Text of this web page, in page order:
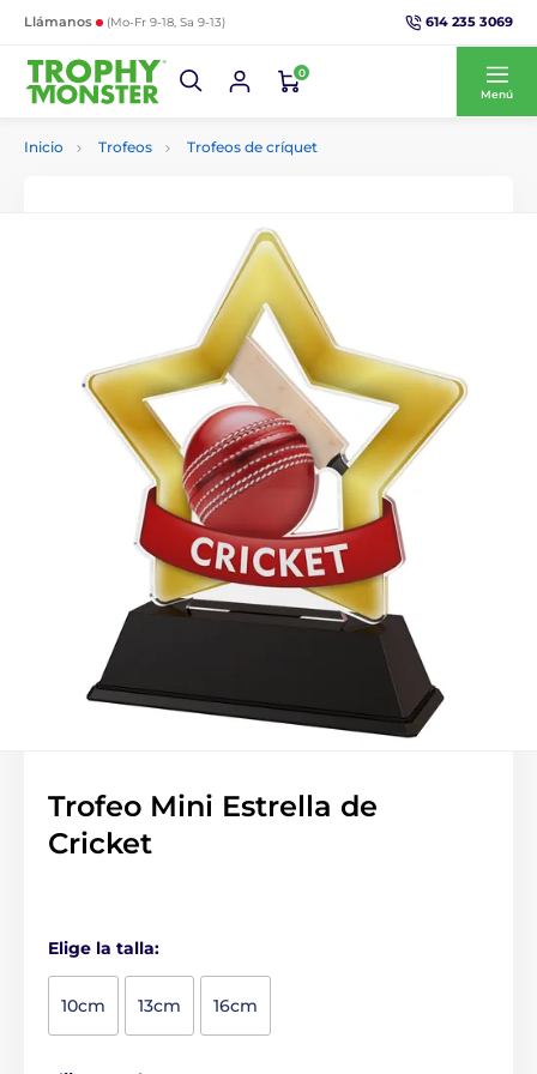
Llámanos (Mo-Fr 9-18, Sa 9-13) 614 235 3069
0
Menú
Inicio Trofeos Trofeos de críquet
Trofeo Mini Estrella de
Cricket
Elige la talla:
10cm 13cm 16cm